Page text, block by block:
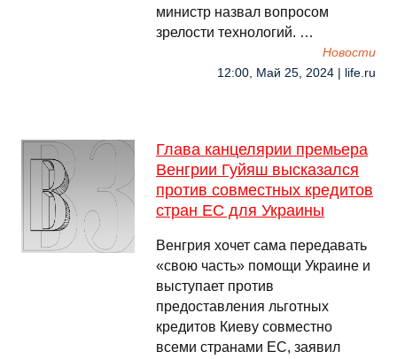
министр назвал вопросом
зрелости технологий. …
Новости
12:00, Май 25, 2024 | life.ru
Глава канцелярии премьера
Венгрии Гуйяш высказался
против совместных кредитов
стран ЕС для Украины
Венгрия хочет сама передавать
«свою часть» помощи Украине и
выступает против
предоставления льготных
кредитов Киеву совместно
всеми странами ЕС, заявил